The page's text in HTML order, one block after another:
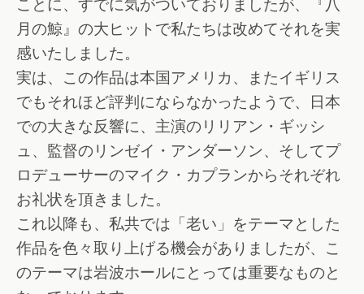
ことに、すでに気がついておりましたが、『八
月の鯨』の大ヒットで私たちは改めてそれを実
感いたしました。
実は、この作品は本国アメリカ、またイギリス
でもそれほど評判にならなかったようで、日本
での大きな反響に、主演のリリアン・ギッシ
ュ、監督のリンゼイ・アンダーソン、そしてプ
ロデューサーのマイク・カプランからそれぞれ
お礼状を頂きました。
これ以降も、私共では「老い」をテーマとした
作品を色々取り上げる機会がありましたが、こ
のテーマは岩波ホールにとっては重要なものと